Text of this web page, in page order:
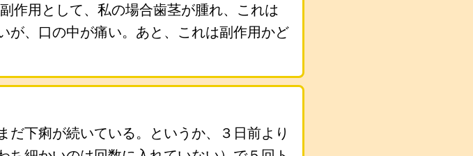
作用として、私の場合歯茎が腫れ、これは
が、口の中が痛い。あと、これは副作用かど
下痢が続いている。というか、３日前より